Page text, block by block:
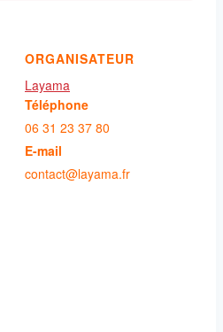
ORGANISATEUR
Layama
Téléphone
06 31 23 37 80
E-mail
contact@layama.fr